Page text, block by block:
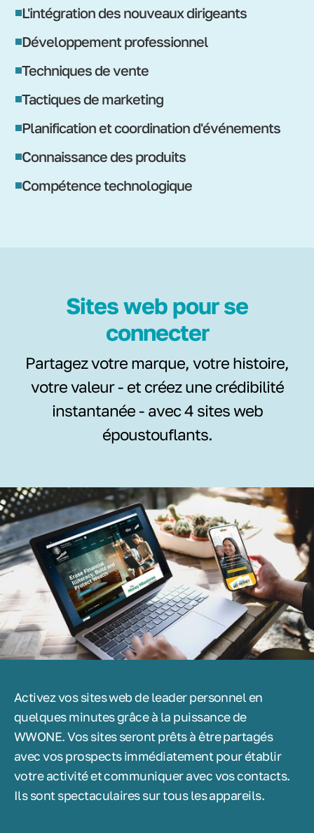
L'intégration des nouveaux dirigeants
Développement professionnel
Techniques de vente
Tactiques de marketing
Planification et coordination d'événements
Connaissance des produits
Compétence technologique
Sites web pour se
connecter
Partagez votre marque, votre histoire,
votre valeur - et créez une crédibilité
instantanée - avec 4 sites web
époustouflants.
Activez vos sites web de leader personnel en
quelques minutes grâce à la puissance de
WWONE. Vos sites seront prêts à être partagés
avec vos prospects immédiatement pour établir
votre activité et communiquer avec vos contacts.
Ils sont spectaculaires sur tous les appareils.